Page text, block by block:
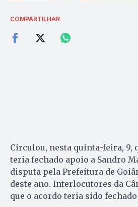
COMPARTILHAR
Circulou, nesta quinta-feira, 9,
teria fechado apoio a Sandro
disputa pela Prefeitura de
deste ano. Interlocutores da
que o acordo teria sido